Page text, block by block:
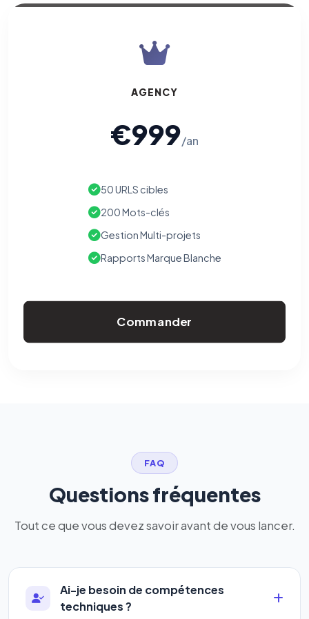
AGENCY
€999/an
50 URLS cibles
200 Mots-clés
Gestion Multi-projets
Rapports Marque Blanche
Commander
FAQ
Questions fréquentes
Tout ce que vous devez savoir avant de vous lancer.
Ai-je besoin de compétences
techniques ?